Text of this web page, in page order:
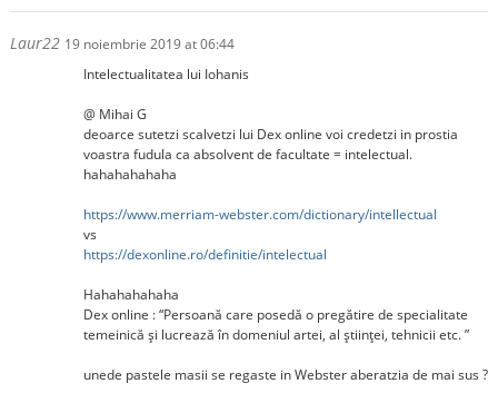
Laur22 19 noiembrie 2019 at 06:44
Intelectualitatea lui Iohanis
@ Mihai G
deoarce sutetzi scalvetzi lui Dex online voi credetzi in prostia
voastra fudula ca absolvent de facultate = intelectual.
hahahahahaha
https://www.merriam-webster.com/dictionary/intellectual
vs
https://dexonline.ro/definitie/intelectual
Hahahahahaha
Dex online : “Persoană care posedă o pregătire de specialitate
temeinică și lucrează în domeniul artei, al științei, tehnicii etc. ”
unede pastele masii se regaste in Webster aberatzia de mai sus ?